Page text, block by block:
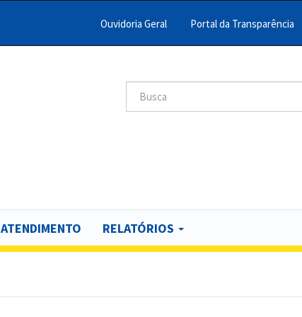
Menu
Topo
Ouvidoria Geral Portal da Transparência
ATENDIMENTO RELATÓRIOS